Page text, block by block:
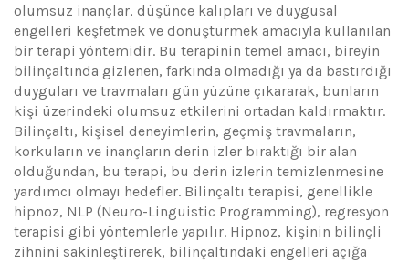
olumsuz inançlar, düşünce kalıpları ve duygusal
engelleri keşfetmek ve dönüştürmek amacıyla kullanılan
bir terapi yöntemidir. Bu terapinin temel amacı, bireyin
bilinçaltında gizlenen, farkında olmadığı ya da bastırdığı
duyguları ve travmaları gün yüzüne çıkararak, bunların
kişi üzerindeki olumsuz etkilerini ortadan kaldırmaktır.
Bilinçaltı, kişisel deneyimlerin, geçmiş travmaların,
korkuların ve inançların derin izler bıraktığı bir alan
olduğundan, bu terapi, bu derin izlerin temizlenmesine
yardımcı olmayı hedefler. Bilinçaltı terapisi, genellikle
hipnoz, NLP (Neuro-Linguistic Programming), regresyon
terapisi gibi yöntemlerle yapılır. Hipnoz, kişinin bilinçli
zihnini sakinleştirerek, bilinçaltındaki engelleri açığa